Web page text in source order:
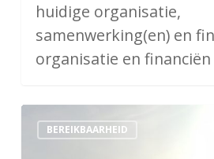
huidige organisatie,
samenwerking(en) en
organisatie en
Notitie
N279BEREIKBAARHEID